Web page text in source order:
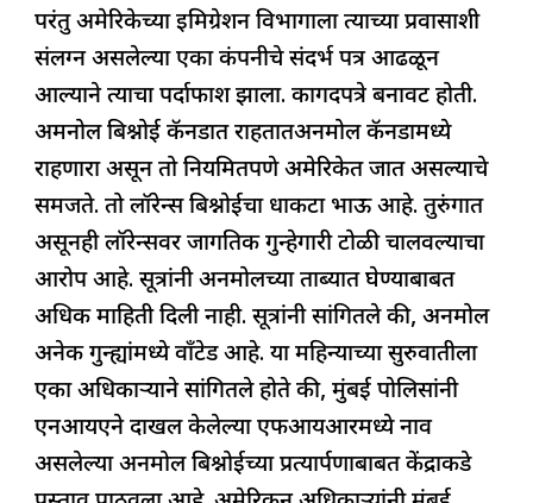
परंतु अमेरिकेच्या इमिग्रेशन विभागाला त्याच्या प्रवासाशी
संलग्न असलेल्या एका कंपनीचे संदर्भ पत्र आढळून
आल्याने त्याचा पर्दाफाश झाला. कागदपत्रे बनावट होती.
अमनोल बिश्नोई कॅनडात राहतातअनमोल कॅनडामध्ये
राहणारा असून तो नियमितपणे अमेरिकेत जात असल्याचे
समजते. तो लॉरेन्स बिश्नोईचा धाकटा भाऊ आहे. तुरुंगात
असूनही लॉरेन्सवर जागतिक गुन्हेगारी टोळी चालवल्याचा
आरोप आहे. सूत्रांनी अनमोलच्या ताब्यात घेण्याबाबत
अधिक माहिती दिली नाही. सूत्रांनी सांगितले की, अनमोल
अनेक गुन्ह्यांमध्ये वाँटेड आहे. या महिन्याच्या सुरुवातीला
एका अधिकाऱ्याने सांगितले होते की, मुंबई पोलिसांनी
एनआयएने दाखल केलेल्या एफआयआरमध्ये नाव
असलेल्या अनमोल बिश्नोईच्या प्रत्यार्पणाबाबत केंद्राकडे